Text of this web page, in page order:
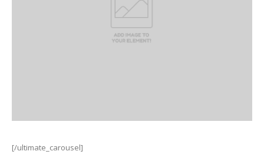
[/ultimate_carousel]